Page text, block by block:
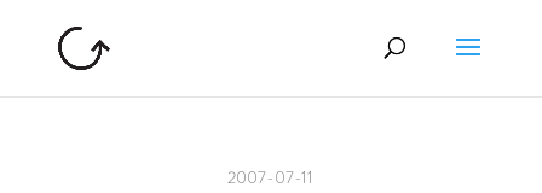
2007-07-11